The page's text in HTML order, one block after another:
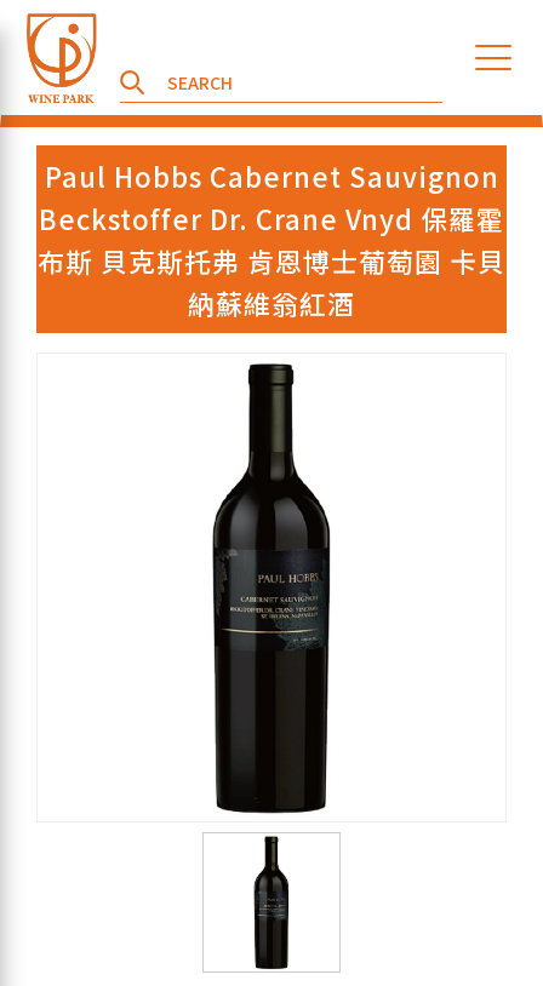
Paul Hobbs Cabernet Sauvignon
Beckstoffer Dr. Crane Vnyd 保羅霍
布斯 貝克斯托弗 肯恩博士葡萄園 卡貝
納蘇維翁紅酒